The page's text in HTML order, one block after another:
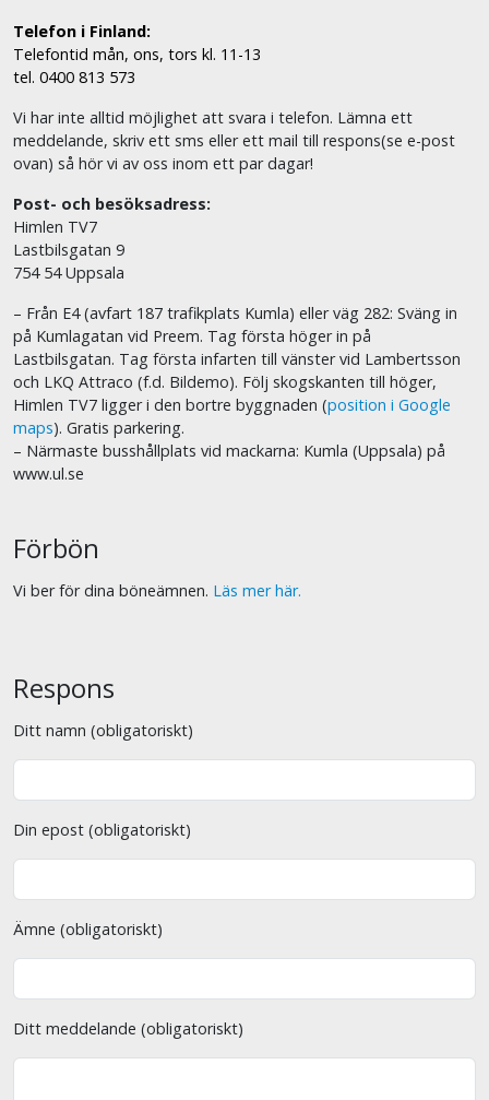
Telefon i Finland:
Telefontid mån, ons, tors kl. 11-13
tel. 0400 813 573
Vi har inte alltid möjlighet att svara i telefon. Lämna ett
meddelande, skriv ett sms eller ett mail till respons(se e-post
ovan) så hör vi av oss inom ett par dagar!
Post- och besöksadress:
Himlen TV7
Lastbilsgatan 9
754 54 Uppsala
– Från E4 (avfart 187 trafikplats Kumla) eller väg 282: Sväng in
på Kumlagatan vid Preem. Tag första höger in på
Lastbilsgatan. Tag första infarten till vänster vid Lambertsson
och LKQ Attraco (f.d. Bildemo). Följ skogskanten till höger,
Himlen TV7 ligger i den bortre byggnaden (position i Google
maps). Gratis parkering.
– Närmaste busshållplats vid mackarna: Kumla (Uppsala) på
www.ul.se
Förbön
Vi ber för dina böneämnen. Läs mer här.
Respons
Ditt namn (obligatoriskt)
Din epost (obligatoriskt)
Ämne (obligatoriskt)
Ditt meddelande (obligatoriskt)